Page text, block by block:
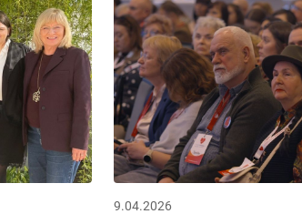
9.04.2026